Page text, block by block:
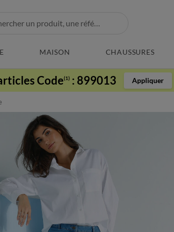
MAISON CHAUSSURES
Code(1) : 899013 Appliquer